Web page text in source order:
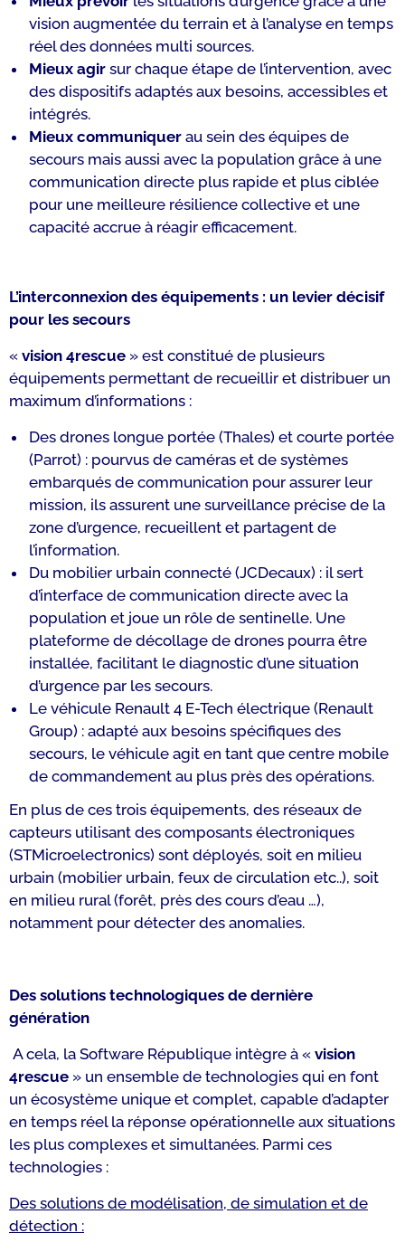
vision augmentée du terrain et à l’analyse en temps
réel des données multi sources.
Mieux agir sur chaque étape de l’intervention, avec
des dispositifs adaptés aux besoins, accessibles et
intégrés.
Mieux communiquer au sein des équipes de
secours mais aussi avec la population grâce à une
communication directe plus rapide et plus ciblée
pour une meilleure résilience collective et une
capacité accrue à réagir efficacement.
L’interconnexion des équipements : un levier décisif
pour les secours
« vision 4rescue » est constitué de plusieurs
équipements permettant de recueillir et distribuer un
maximum d’informations :
Des drones longue portée (Thales) et courte portée
(Parrot) : pourvus de caméras et de systèmes
embarqués de communication pour assurer leur
mission, ils assurent une surveillance précise de la
zone d’urgence, recueillent et partagent de
l’information.
Du mobilier urbain connecté (JCDecaux) : il sert
d’interface de communication directe avec la
population et joue un rôle de sentinelle. Une
plateforme de décollage de drones pourra être
installée, facilitant le diagnostic d’une situation
d’urgence par les secours.
Le véhicule Renault 4 E-Tech électrique (Renault
Group) : adapté aux besoins spécifiques des
secours, le véhicule agit en tant que centre mobile
de commandement au plus près des opérations.
En plus de ces trois équipements, des réseaux de
capteurs utilisant des composants électroniques
(STMicroelectronics) sont déployés, soit en milieu
urbain (mobilier urbain, feux de circulation etc..), soit
en milieu rural (forêt, près des cours d’eau …),
notamment pour détecter des anomalies.
Des solutions technologiques de dernière
génération
A cela, la Software République intègre à « vision
4rescue » un ensemble de technologies qui en font
un écosystème unique et complet, capable d’adapter
en temps réel la réponse opérationnelle aux situations
les plus complexes et simultanées. Parmi ces
technologies :
Des solutions de modélisation, de simulation et de
détection :